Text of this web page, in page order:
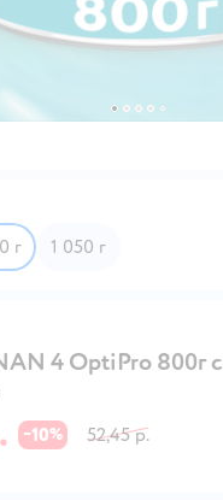
г 1 050 г
4 OptiPro 800г с
−10%
52,45 р.